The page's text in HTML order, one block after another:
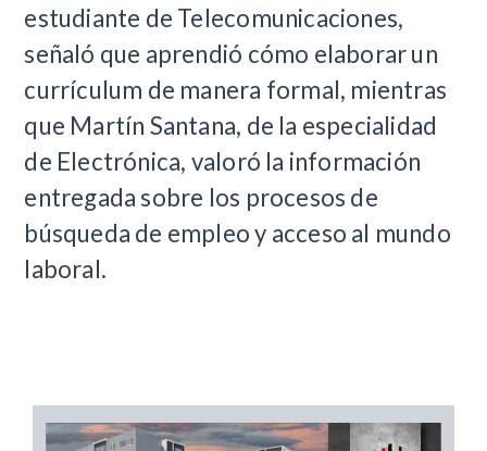
estudiante de Telecomunicaciones,
señaló que aprendió cómo elaborar un
currículum de manera formal, mientras
que Martín Santana, de la especialidad
de Electrónica, valoró la información
entregada sobre los procesos de
búsqueda de empleo y acceso al mundo
laboral.